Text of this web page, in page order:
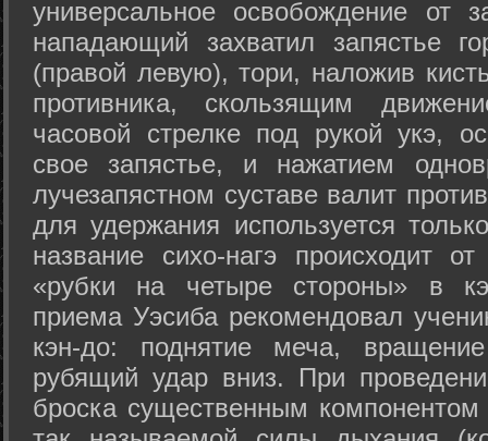
универсальное освобождение от
нападающий захватил запястье
(правой левую), тори, наложив
противника, скользящим
часовой стрелке под рукой укэ,
свое запястье, и нажатием
лучезапястном суставе валит
для удержания используется
название сихо-нагэ происходит
«рубки на четыре стороны» в
приема Уэсиба рекомендовал
кэн-до: поднятие меча,
рубящий удар вниз. При
броска существенным компонентом